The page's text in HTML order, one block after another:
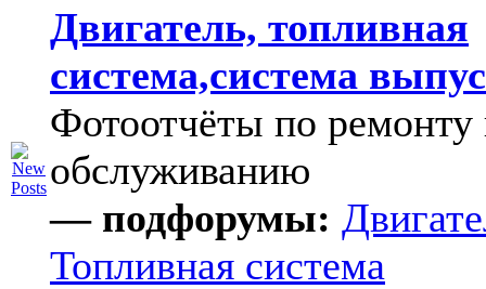
Двигатель, топливная
система,система
Фотоотчёты по ремонту
обслуживанию
— подфорумы:
Топливная система